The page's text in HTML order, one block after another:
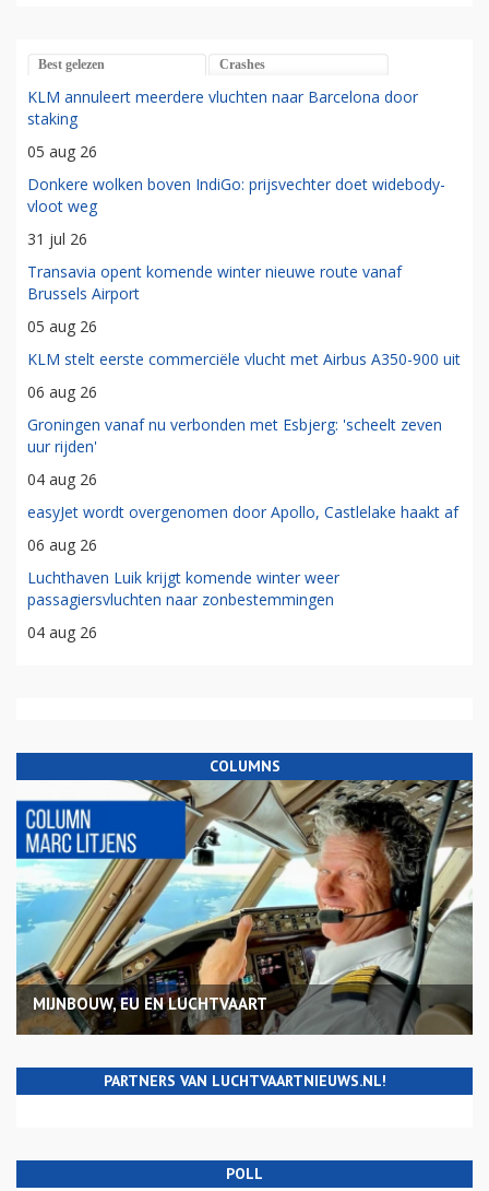
Best gelezen Crashes
KLM annuleert meerdere vluchten naar Barcelona door
staking
05 aug 26
Donkere wolken boven IndiGo: prijsvechter doet widebody-
vloot weg
31 jul 26
Transavia opent komende winter nieuwe route vanaf
Brussels Airport
05 aug 26
KLM stelt eerste commerciële vlucht met Airbus A350-900 uit
06 aug 26
Groningen vanaf nu verbonden met Esbjerg: 'scheelt zeven
uur rijden'
04 aug 26
easyJet wordt overgenomen door Apollo, Castlelake haakt af
06 aug 26
Luchthaven Luik krijgt komende winter weer
passagiersvluchten naar zonbestemmingen
04 aug 26
COLUMNS
MIJNBOUW, EU EN LUCHTVAART
PARTNERS VAN LUCHTVAARTNIEUWS.NL!
POLL